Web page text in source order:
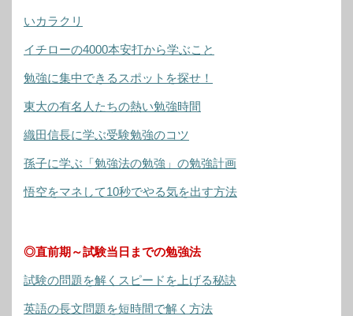
いカラクリ
イチローの4000本安打から学ぶこと
勉強に集中できるスポットを探せ！
東大の有名人たちの熱い勉強時間
織田信長に学ぶ受験勉強のコツ
孫子に学ぶ「勉強法の勉強」の勉強計画
悟空をマネして10秒でやる気を出す方法
◎直前期～試験当日までの勉強法
試験の問題を解くスピードを上げる秘訣
英語の長文問題を短時間で解く方法